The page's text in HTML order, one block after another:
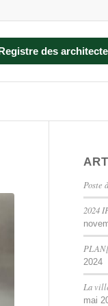
des
Poste
2024
2024
La
mai